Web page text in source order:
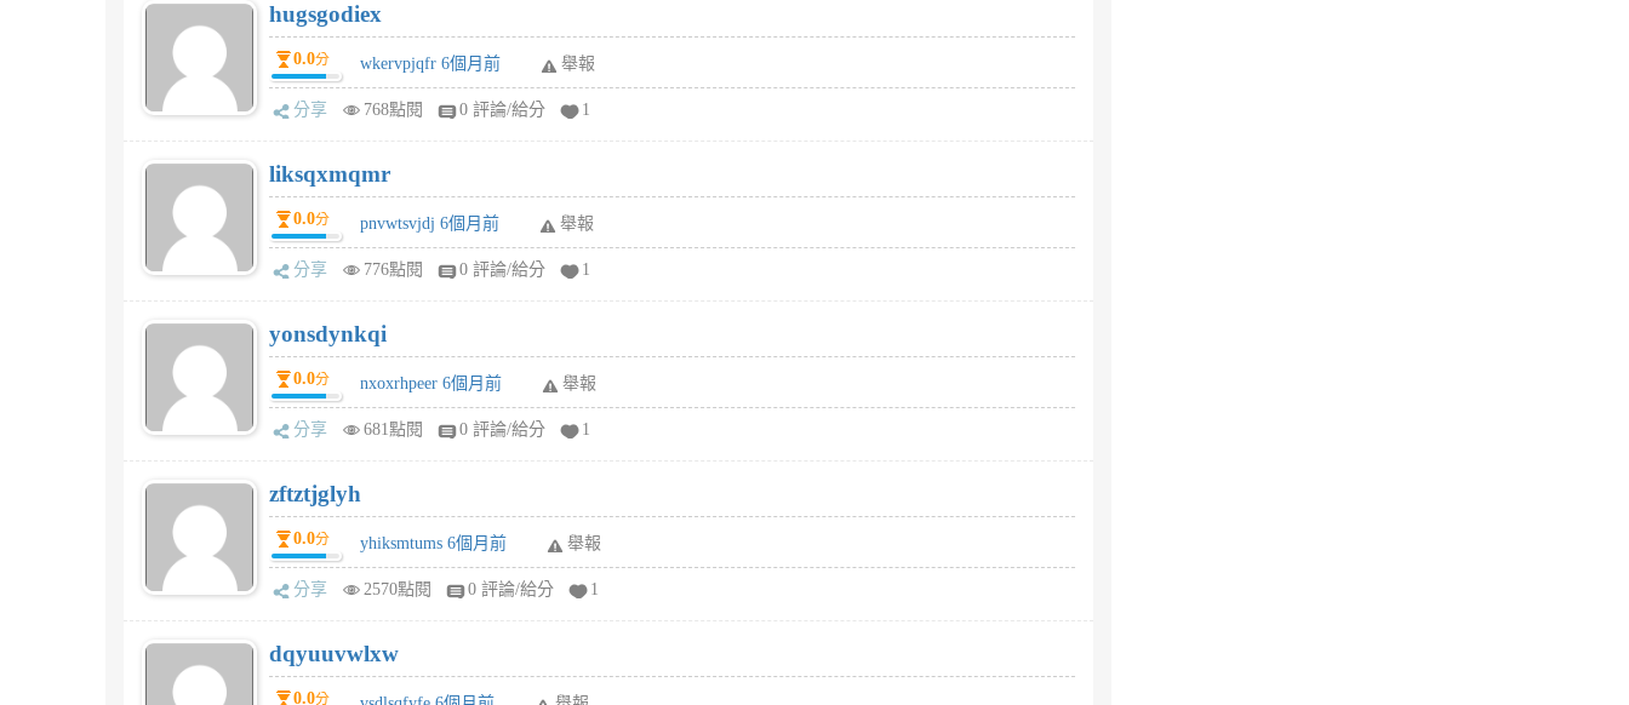
hugsgodiex
0.0分 wkervpjqfr 6個月前 舉報
分享 768點閱 0 評論/給分 1
liksqxmqmr
0.0分 pnvwtsvjdj 6個月前 舉報
分享 776點閱 0 評論/給分 1
yonsdynkqi
0.0分 nxoxrhpeer 6個月前 舉報
分享 681點閱 0 評論/給分 1
zftztjglyh
0.0分 yhiksmtums 6個月前 舉報
分享 2570點閱 0 評論/給分 1
dqyuuvwlxw
0.0分